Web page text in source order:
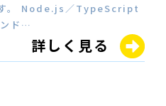
す。 Node.js／TypeScript
ド…
詳しく見る